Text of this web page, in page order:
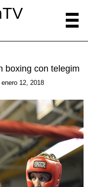
boxing con telegim
12, 2018